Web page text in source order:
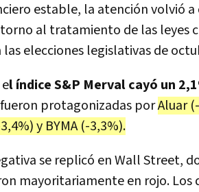
estable, la atención volvió
al tratamiento de las leyes
elecciones legislativas de
l índice S&P Merval cayó un
protagonizadas porAluar
y BYMA (-3,3%).
se replicó en Wall Street,
mayoritariamente en rojo. Los